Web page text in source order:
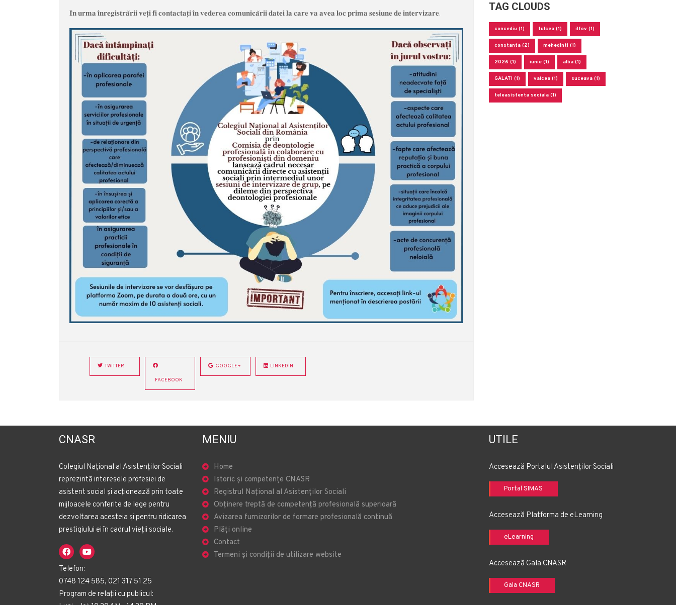
𝐈̂𝐧 𝐮𝐫𝐦𝐚 𝐢̂𝐧𝐫𝐞𝐠𝐢𝐬𝐭𝐫𝐚̆𝐫𝐢𝐢 𝐯𝐞𝐭̦𝐢 𝐟𝐢 𝐜𝐨𝐧𝐭𝐚𝐜𝐭𝐚𝐭̦𝐢 𝐢̂𝐧 𝐯𝐞𝐝𝐞𝐫𝐞𝐚 𝐜𝐨𝐦𝐮𝐧𝐢𝐜𝐚̆𝐫𝐢𝐢 𝐝𝐚𝐭𝐞𝐢 𝐥𝐚 𝐜𝐚𝐫𝐞 𝐯𝐚 𝐚𝐯𝐞𝐚 𝐥𝐨𝐜 𝐩𝐫𝐢𝐦𝐚 𝐬𝐞𝐬𝐢𝐮𝐧𝐞 𝐝𝐞 𝐢𝐧𝐭𝐞𝐫𝐯𝐢𝐳𝐚𝐫𝐞.
TWITTER
FACEBOOK
GOOGLE+ LINKEDIN
TAG CLOUDS
concediu (1) tulcea (1) ilfov (1)
constanta (2) mehedinti (1)
2026 (1) iunie (1) alba (1)
GALATI (1) valcea (1) suceava (1)
teleasistenta sociala (1)
CNASR
Colegiul Național al Asistenților Sociali
reprezintă interesele profesiei de
asistent social și acționează prin toate
mijloacele conferite de lege pentru
dezvoltarea acesteia și pentru ridicarea
prestigiului ei în cadrul vieții sociale.
Telefon:
0748 124 585, 021 317 51 25
Program de relații cu publicul:
MENIU
Home
Istoric și competențe CNASR
Registrul Național al Asistenților Sociali
Obținere treptă de competență profesională superioară
Avizarea furnizorilor de formare profesională continuă
Plăți online
Contact
Termeni și condiții de utilizare website
UTILE
Accesează Portalul Asistenților Sociali
Portal SIMAS
Accesează Platforma de eLearning
eLearning
Accesează Gala CNASR
Gala CNASR